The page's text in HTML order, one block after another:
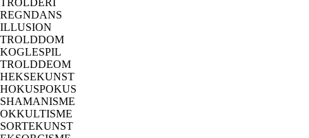
REGNDANS
ILLUSION
TROLDDOM
KOGLESPIL
TROLDDEOM
HEKSEKUNST
HOKUSPOKUS
SHAMANISME
OKKULTISME
SORTEKUNST